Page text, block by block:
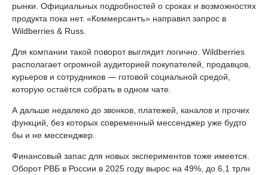
рынки. Официальных подробностей о сроках и возможностях
продукта пока нет. «Коммерсантъ» направил запрос в
Wildberries & Russ.
Для компании такой поворот выглядит логично. Wildberries
располагает огромной аудиторией покупателей, продавцов,
курьеров и сотрудников — готовой социальной средой,
которую остаётся собрать в одном чате.
А дальше недалеко до звонков, платежей, каналов и прочих
функций, без которых современный мессенджер уже будто
бы и не мессенджер.
Финансовый запас для новых экспериментов тоже имеется.
Оборот РВБ в России в 2025 году вырос на 49%, до 6,1 трлн